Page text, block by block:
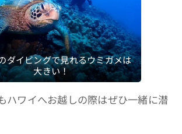
ダイビングで見れるウミガメは
大きい！
ハワイへお越しの際はぜひ一緒に潜